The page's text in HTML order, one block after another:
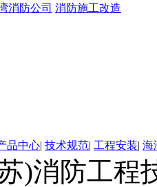
消防公司 消防施工改造
品中心| 技术规范| 工程安装| 海
)消防工程